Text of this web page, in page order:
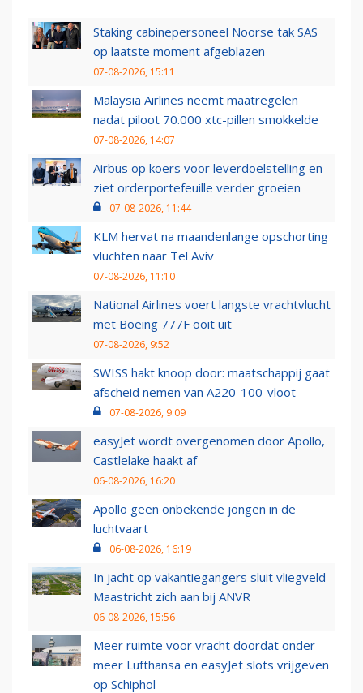
Staking cabinepersoneel Noorse tak SAS
op laatste moment afgeblazen
07-08-2026, 15:11
Malaysia Airlines neemt maatregelen
nadat piloot 70.000 xtc-pillen smokkelde
07-08-2026, 14:07
Airbus op koers voor leverdoelstelling en
ziet orderportefeuille verder groeien
07-08-2026, 11:44
KLM hervat na maandenlange opschorting
vluchten naar Tel Aviv
07-08-2026, 11:10
National Airlines voert langste vrachtvlucht
met Boeing 777F ooit uit
07-08-2026, 9:52
SWISS hakt knoop door: maatschappij gaat
afscheid nemen van A220-100-vloot
07-08-2026, 9:09
easyJet wordt overgenomen door Apollo,
Castlelake haakt af
06-08-2026, 16:20
Apollo geen onbekende jongen in de
luchtvaart
06-08-2026, 16:19
In jacht op vakantiegangers sluit vliegveld
Maastricht zich aan bij ANVR
06-08-2026, 15:56
Meer ruimte voor vracht doordat onder
meer Lufthansa en easyJet slots vrijgeven
op Schiphol